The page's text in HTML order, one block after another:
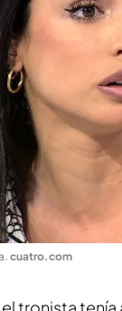
. cuatro.com